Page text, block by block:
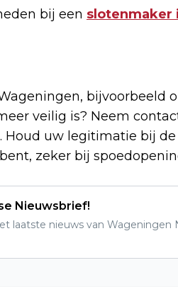
bij een slotenmaker
bijvoorbeeld
veilig is? Neem
uw legitimatie bij
zeker bij
Nieuwsbrief!
laatste nieuws van Wageningen